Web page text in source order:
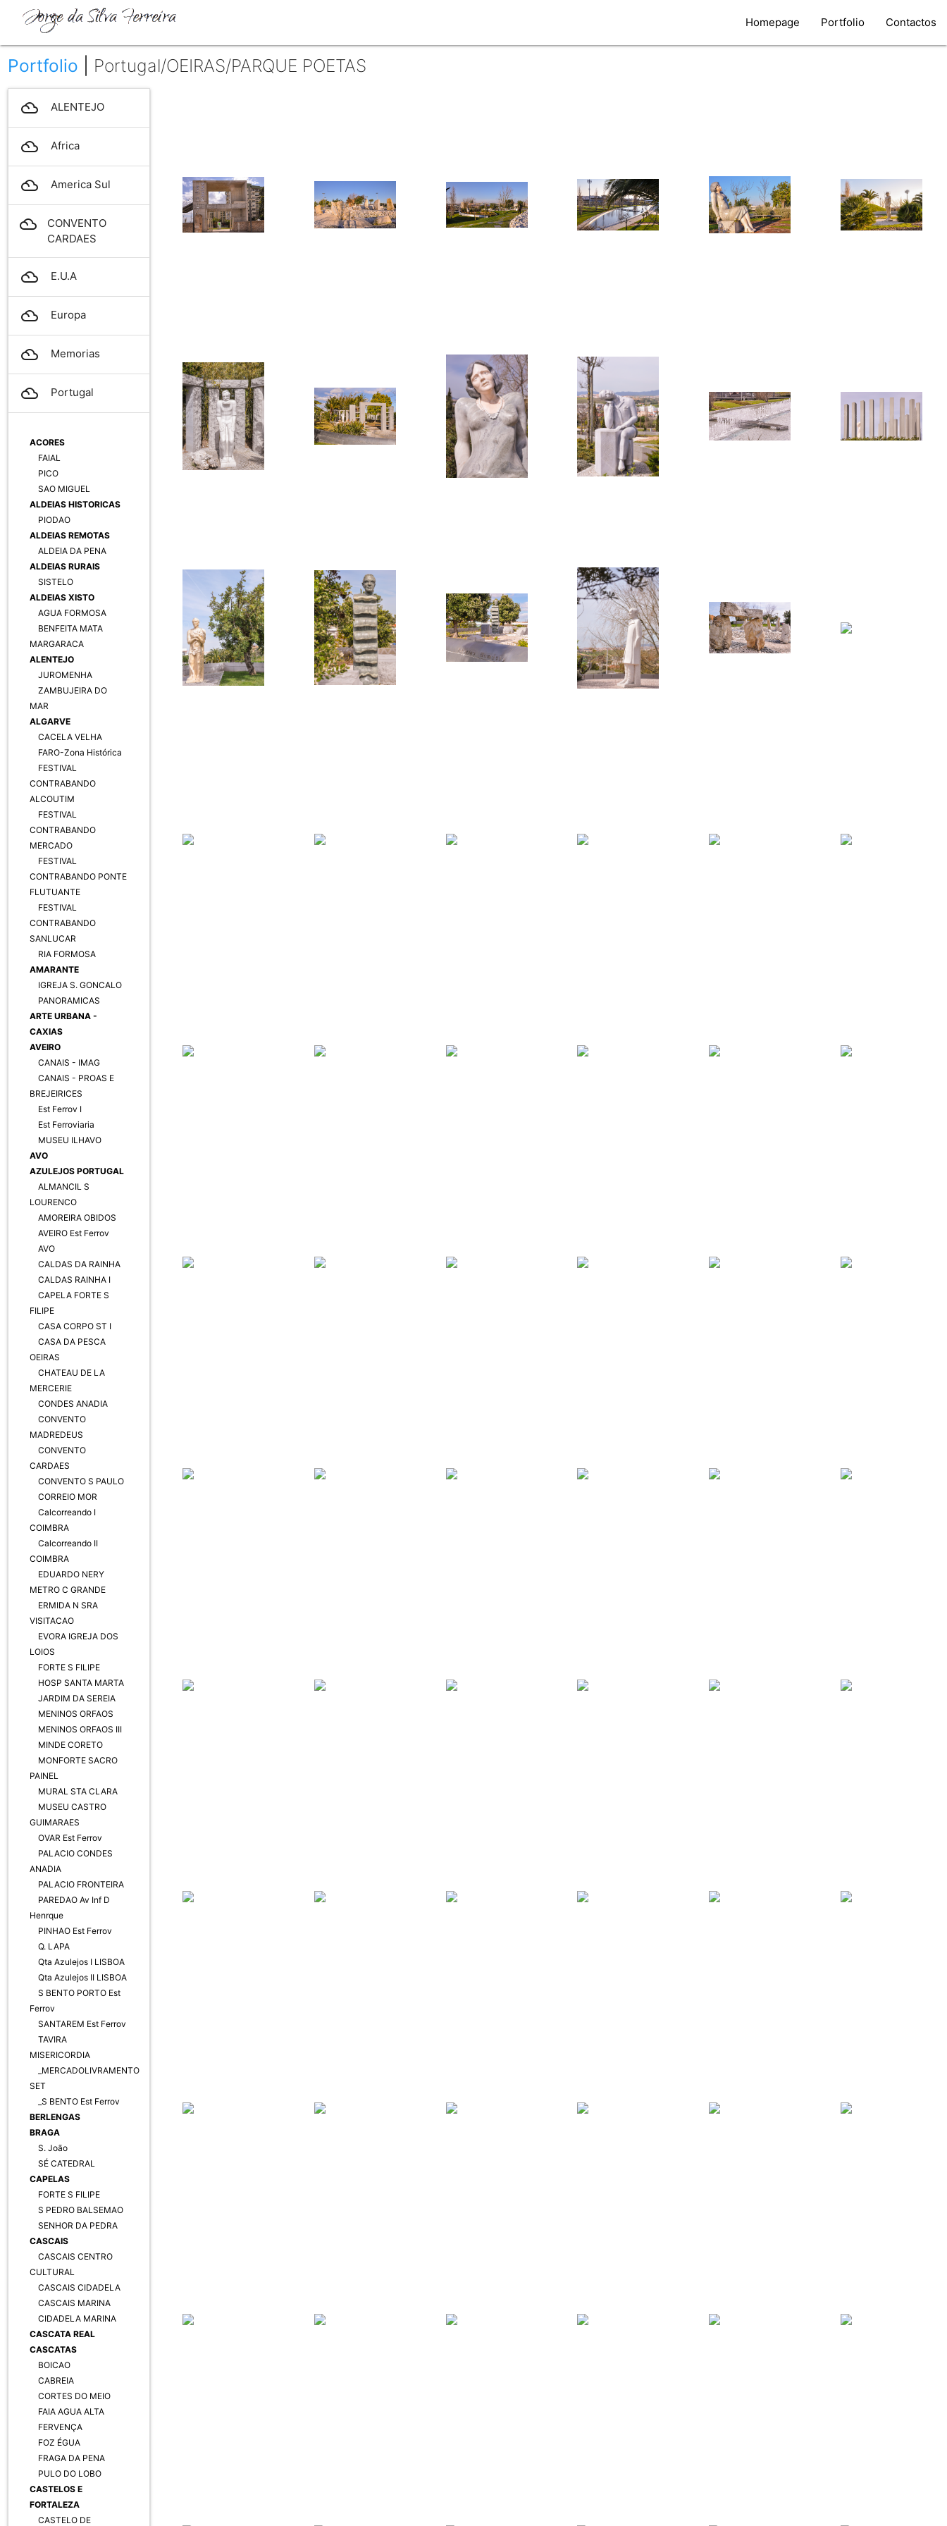
Homepage Portfolio Contactos
Portfolio Portugal/OEIRAS/PARQUE POETAS
filter_drama ALENTEJO
filter_drama Africa
filter_drama America Sul
filter_drama
CONVENTO
CARDAES
filter_drama E.U.A
filter_drama Europa
filter_drama Memorias
filter_drama Portugal
ACORES
FAIAL
PICO
SAO MIGUEL
ALDEIAS HISTORICAS
PIODAO
ALDEIAS REMOTAS
ALDEIA DA PENA
ALDEIAS RURAIS
SISTELO
ALDEIAS XISTO
AGUA FORMOSA
BENFEITA MATA
MARGARACA
ALENTEJO
JUROMENHA
ZAMBUJEIRA DO
MAR
ALGARVE
CACELA VELHA
FARO-Zona Histórica
FESTIVAL
CONTRABANDO
ALCOUTIM
FESTIVAL
CONTRABANDO
MERCADO
FESTIVAL
CONTRABANDO PONTE
FLUTUANTE
FESTIVAL
CONTRABANDO
SANLUCAR
RIA FORMOSA
AMARANTE
IGREJA S. GONCALO
PANORAMICAS
ARTE URBANA -
CAXIAS
AVEIRO
CANAIS - IMAG
CANAIS - PROAS E
BREJEIRICES
Est Ferrov I
Est Ferroviaria
MUSEU ILHAVO
AVO
AZULEJOS PORTUGAL
ALMANCIL S
LOURENCO
AMOREIRA OBIDOS
AVEIRO Est Ferrov
AVO
CALDAS DA RAINHA
CALDAS RAINHA I
CAPELA FORTE S
FILIPE
CASA CORPO ST I
CASA DA PESCA
OEIRAS
CHATEAU DE LA
MERCERIE
CONDES ANADIA
CONVENTO
MADREDEUS
CONVENTO
CARDAES
CONVENTO S PAULO
CORREIO MOR
Calcorreando I
COIMBRA
Calcorreando II
COIMBRA
EDUARDO NERY
METRO C GRANDE
ERMIDA N SRA
VISITACAO
EVORA IGREJA DOS
LOIOS
FORTE S FILIPE
HOSP SANTA MARTA
JARDIM DA SEREIA
MENINOS ORFAOS
MENINOS ORFAOS III
MINDE CORETO
MONFORTE SACRO
PAINEL
MURAL STA CLARA
MUSEU CASTRO
GUIMARAES
OVAR Est Ferrov
PALACIO CONDES
ANADIA
PALACIO FRONTEIRA
PAREDAO Av Inf D
Henrque
PINHAO Est Ferrov
Q. LAPA
Qta Azulejos I LISBOA
Qta Azulejos II LISBOA
S BENTO PORTO Est
Ferrov
SANTAREM Est Ferrov
TAVIRA
MISERICORDIA
_MERCADOLIVRAMENTO
SET
_S BENTO Est Ferrov
BERLENGAS
BRAGA
S. João
SÉ CATEDRAL
CAPELAS
FORTE S FILIPE
S PEDRO BALSEMAO
SENHOR DA PEDRA
CASCAIS
CASCAIS CENTRO
CULTURAL
CASCAIS CIDADELA
CASCAIS MARINA
CIDADELA MARINA
CASCATA REAL
CASCATAS
BOICAO
CABREIA
CORTES DO MEIO
FAIA AGUA ALTA
FERVENÇA
FOZ ÉGUA
FRAGA DA PENA
PULO DO LOBO
CASTELOS E
FORTALEZA
CASTELO DE